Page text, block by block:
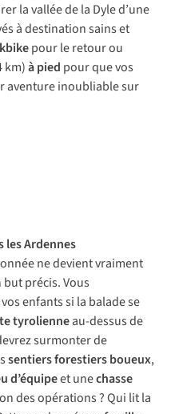
la vallée de la Dyle d’une
à destination sains et
pour le retour ou
km)à pied pour que vos
aventure inoubliable sur
les Ardennes
ne devient vraiment
précis. Vous
enfants si la balade se
tyrolienneau-dessus de
surmonter de
sentiers forestiers boueux,
d’équipeet unechasse
des opérations ? Qui lit la